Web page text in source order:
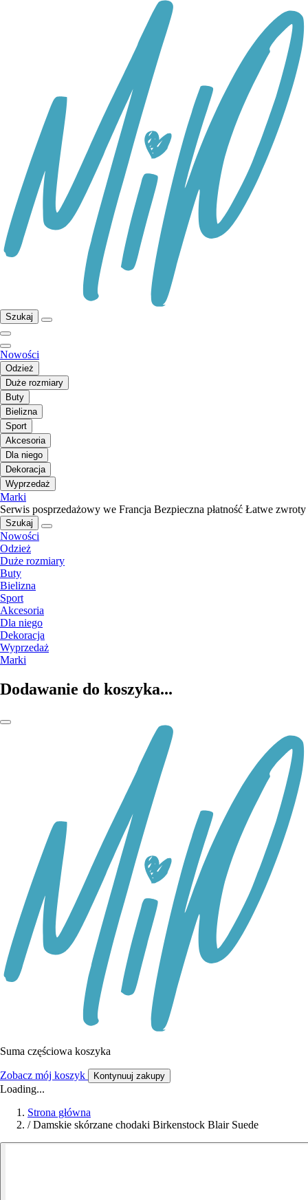
Szukaj
Nowości
Odzież
Duże rozmiary
Buty
Bielizna
Sport
Akcesoria
Dla niego
Dekoracja
Wyprzedaż
Marki
Serwis posprzedażowy we Francja Bezpieczna płatność Łatwe zwroty
Szukaj
Nowości
Odzież
Duże rozmiary
Buty
Bielizna
Sport
Akcesoria
Dla niego
Dekoracja
Wyprzedaż
Marki
Dodawanie do koszyka...
Suma częściowa koszyka
Zobacz mój koszyk Kontynuuj zakupy
Loading...
Strona główna
/ Damskie skórzane chodaki Birkenstock Blair Suede